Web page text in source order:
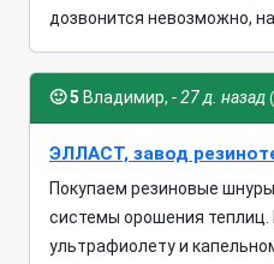
дозвонится невозможно,
🙂5 Владимир, - 27 д. назад
ЭЛЛАСТ, завод
Покупаем резиновые
системы орошения
ультрафиолету и